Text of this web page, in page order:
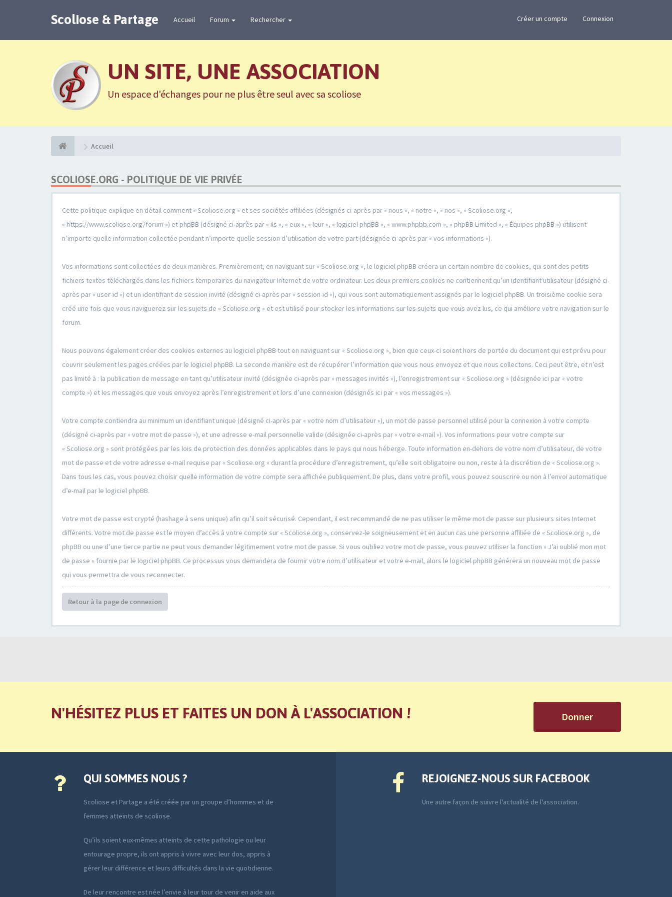
Scoliose & Partage Accueil Forum Rechercher Créer un compte Connexion
UN SITE, UNE ASSOCIATION
Un espace d'échanges pour ne plus être seul avec sa scoliose
Accueil
SCOLIOSE.ORG - POLITIQUE DE VIE PRIVÉE
Cette politique explique en détail comment « Scoliose.org » et ses sociétés affiliées (désignés ci-après par « nous », « notre », « nos », « Scoliose.org »,
« https://www.scoliose.org/forum ») et phpBB (désigné ci-après par « ils », « eux », « leur », « logiciel phpBB », « www.phpbb.com », « phpBB Limited », « Équipes phpBB ») utilisent
n’importe quelle information collectée pendant n’importe quelle session d’utilisation de votre part (désignée ci-après par « vos informations »).
Vos informations sont collectées de deux manières. Premièrement, en naviguant sur « Scoliose.org », le logiciel phpBB créera un certain nombre de cookies, qui sont des petits
fichiers textes téléchargés dans les fichiers temporaires du navigateur Internet de votre ordinateur. Les deux premiers cookies ne contiennent qu’un identifiant utilisateur (désigné ci-
après par « user-id ») et un identifiant de session invité (désigné ci-après par « session-id »), qui vous sont automatiquement assignés par le logiciel phpBB. Un troisième cookie sera
créé une fois que vous naviguerez sur les sujets de « Scoliose.org » et est utilisé pour stocker les informations sur les sujets que vous avez lus, ce qui améliore votre navigation sur le
forum.
Nous pouvons également créer des cookies externes au logiciel phpBB tout en naviguant sur « Scoliose.org », bien que ceux-ci soient hors de portée du document qui est prévu pour
couvrir seulement les pages créées par le logiciel phpBB. La seconde manière est de récupérer l’information que vous nous envoyez et que nous collectons. Ceci peut être, et n’est
pas limité à : la publication de message en tant qu’utilisateur invité (désignée ci-après par « messages invités »), l’enregistrement sur « Scoliose.org » (désignée ici par « votre
compte ») et les messages que vous envoyez après l’enregistrement et lors d’une connexion (désignés ici par « vos messages »).
Votre compte contiendra au minimum un identifiant unique (désigné ci-après par « votre nom d’utilisateur »), un mot de passe personnel utilisé pour la connexion à votre compte
(désigné ci-après par « votre mot de passe »), et une adresse e-mail personnelle valide (désignée ci-après par « votre e-mail »). Vos informations pour votre compte sur
« Scoliose.org » sont protégées par les lois de protection des données applicables dans le pays qui nous héberge. Toute information en-dehors de votre nom d’utilisateur, de votre
mot de passe et de votre adresse e-mail requise par « Scoliose.org » durant la procédure d’enregistrement, qu’elle soit obligatoire ou non, reste à la discrétion de « Scoliose.org ».
Dans tous les cas, vous pouvez choisir quelle information de votre compte sera affichée publiquement. De plus, dans votre profil, vous pouvez souscrire ou non à l’envoi automatique
d’e-mail par le logiciel phpBB.
Votre mot de passe est crypté (hashage à sens unique) afin qu’il soit sécurisé. Cependant, il est recommandé de ne pas utiliser le même mot de passe sur plusieurs sites Internet
différents. Votre mot de passe est le moyen d’accès à votre compte sur « Scoliose.org », conservez-le soigneusement et en aucun cas une personne affiliée de « Scoliose.org », de
phpBB ou une d’une tierce partie ne peut vous demander légitimement votre mot de passe. Si vous oubliez votre mot de passe, vous pouvez utiliser la fonction « J’ai oublié mon mot
de passe » fournie par le logiciel phpBB. Ce processus vous demandera de fournir votre nom d’utilisateur et votre e-mail, alors le logiciel phpBB générera un nouveau mot de passe
qui vous permettra de vous reconnecter.
Retour à la page de connexion
N'HÉSITEZ PLUS ET FAITES UN DON À L'ASSOCIATION ! Donner
QUI SOMMES NOUS ?
Scoliose et Partage a été créée par un groupe d’hommes et de
femmes atteints de scoliose.
Qu’ils soient eux-mêmes atteints de cette pathologie ou leur
entourage propre, ils ont appris à vivre avec leur dos, appris à
gérer leur différence et leurs difficultés dans la vie quotidienne.
De leur rencontre est née l’envie à leur tour de venir en aide aux
REJOIGNEZ-NOUS SUR FACEBOOK
Une autre façon de suivre l'actualité de l'association.